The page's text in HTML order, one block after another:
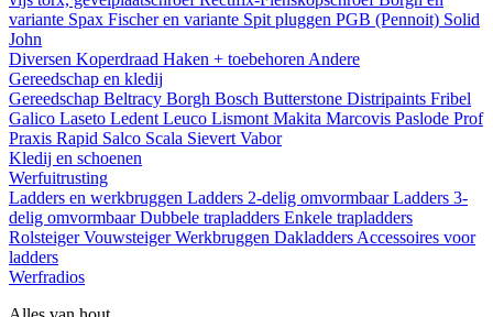
variante Spax Fischer en variante Spit pluggen PGB (Pennoit) Solid
John
Diversen Koperdraad Haken + toebehoren Andere
Gereedschap en kledij
Gereedschap Beltracy Borgh Bosch Butterstone Distripaints Fribel
Galico Laseto Ledent Leuco Lismont Makita Marcovis Paslode Prof
Praxis Rapid Salco Scala Sievert Vabor
Kledij en schoenen
Werfuitrusting
Ladders en werkbruggen Ladders 2-delig omvormbaarLadders 3-
delig omvormbaarDubbele trapladders Enkele trapladders
RolsteigerVouwsteigerWerkbruggen Dakladders Accessoires voor
ladders
Werfradios